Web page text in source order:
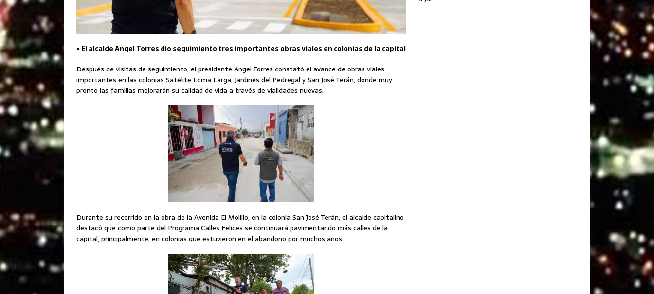
• El alcalde Angel Torres dio seguimiento tres importantes obras viales en colonias de la capital
Después de visitas de seguimiento, el presidente Angel Torres constató el avance de obras viales
importantes en las colonias Satélite Loma Larga, Jardines del Pedregal y San José Terán, donde muy
pronto las familias mejorarán su calidad de vida a través de vialidades nuevas.
Durante su recorrido en la obra de la Avenida El Molillo, en la colonia San José Terán, el alcalde capitalino
destacó que como parte del Programa Calles Felices se continuará pavimentando más calles de la
capital, principalmente, en colonias que estuvieron en el abandono por muchos años.